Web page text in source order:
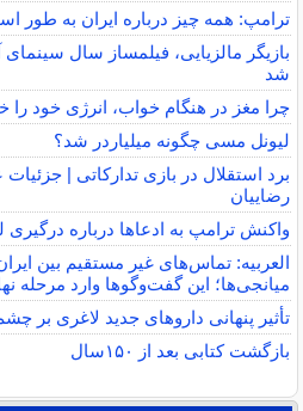
ترامپ: همه چیز درباره ایران به طور
بازیگر مالزیایی، فیلمساز سال
شد
چرا مغز در هنگام خواب، انرژی خود را
لیونل مسی چگونه میلیاردر شد؟
برد استقلال در بازی تدارکاتی |
رضاییان
واکنش ترامپ به ادعاها درباره
العربیه: تماس‌های غیر مستقیم بین
میانجی‌ها؛ این گفت‌و‌گو‌ها وارد مرحله
تأثیر پنهانی داروهای جدید لاغری بر
بازگشت کتابی بعد از ۱۵۰سال